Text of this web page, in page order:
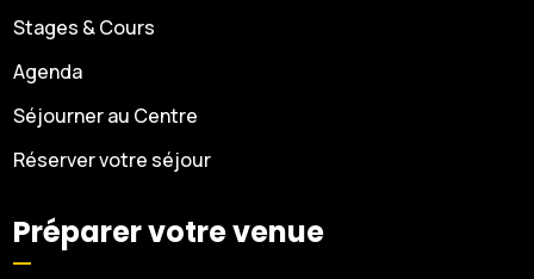
Stages & Cours
Agenda
Séjourner au Centre
Réserver votre séjour
Préparer votre venue